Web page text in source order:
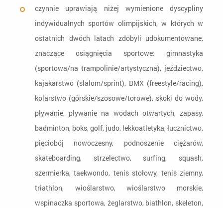
czynnie uprawiają niżej wymienione dyscypliny
indywidualnych sportów olimpijskich, w których w
ostatnich dwóch latach zdobyli udokumentowane,
znaczące osiągnięcia sportowe: gimnastyka
(sportowa/na trampolinie/artystyczna), jeździectwo,
kajakarstwo (slalom/sprint), BMX (freestyle/racing),
kolarstwo (górskie/szosowe/torowe), skoki do wody,
pływanie, pływanie na wodach otwartych, zapasy,
badminton, boks, golf, judo, lekkoatletyka, łucznictwo,
pięciobój nowoczesny, podnoszenie ciężarów,
skateboarding, strzelectwo, surfing, squash,
szermierka, taekwondo, tenis stołowy, tenis ziemny,
triathlon, wioślarstwo, wioślarstwo morskie,
wspinaczka sportowa, żeglarstwo, biathlon, skeleton,